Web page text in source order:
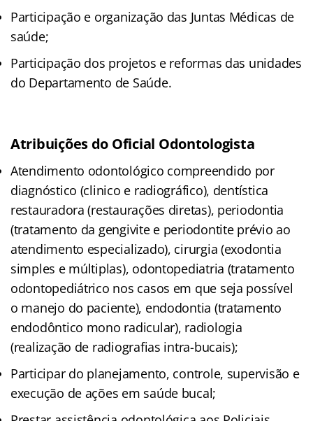
Participação e organização das Juntas Médicas de
saúde;
Participação dos projetos e reformas das unidades
do Departamento de Saúde.
Atribuições do Oficial Odontologista
Atendimento odontológico compreendido por
diagnóstico (clinico e radiográfico), dentística
restauradora (restaurações diretas), periodontia
(tratamento da gengivite e periodontite prévio ao
atendimento especializado), cirurgia (exodontia
simples e múltiplas), odontopediatria (tratamento
odontopediátrico nos casos em que seja possível
o manejo do paciente), endodontia (tratamento
endodôntico mono radicular), radiologia
(realização de radiografias intra-bucais);
Participar do planejamento, controle, supervisão e
execução de ações em saúde bucal;